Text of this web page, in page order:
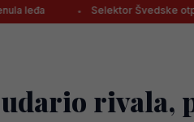
Selektor Švedske otputovao “na
rivala,